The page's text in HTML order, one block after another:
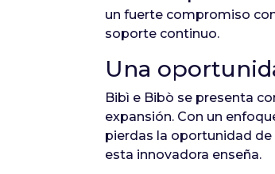
un fuerte compromiso
soporte continuo.
Una
Bibì e Bibò se presenta
expansión. Con un
pierdas la oportunidad
esta innovadora enseña.